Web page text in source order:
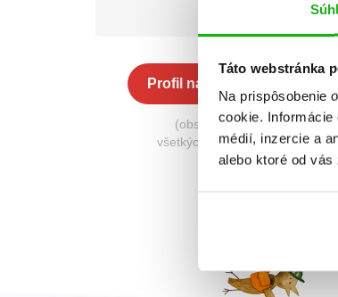
Táto webstránka
Na prispôsobenie
cookie.
médií, inzercie a
alebo ktoré od
Profil na Albatros Media
(obsahuje knihy zo
všetkých nakladateľstiev)